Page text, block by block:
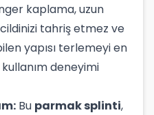
kaplama, uzun
tahriş etmez ve
yapısı terlemeyi en
deneyimi
Bu parmak splinti,